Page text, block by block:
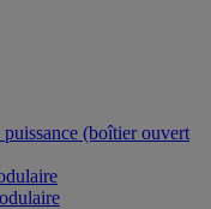
(boîtier ouvert